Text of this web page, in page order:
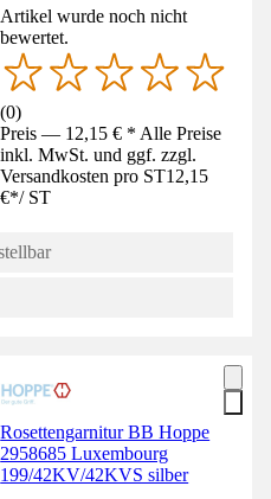
Artikel wurde noch nicht
bewertet.
(0)
Preis — 12,15 € * Alle Preise
inkl. MwSt. und ggf. zzgl.
Versandkosten pro ST12,15
€*/ ST
Rosettengarnitur BB Hoppe
2958685 Luxembourg
199/42KV/42KVS silber